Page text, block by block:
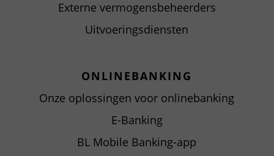
Externe vermogensbeheerders
Uitvoeringsdiensten
ONLINEBANKING
Onze oplossingen voor onlinebanking
E-Banking
BL Mobile Banking-app